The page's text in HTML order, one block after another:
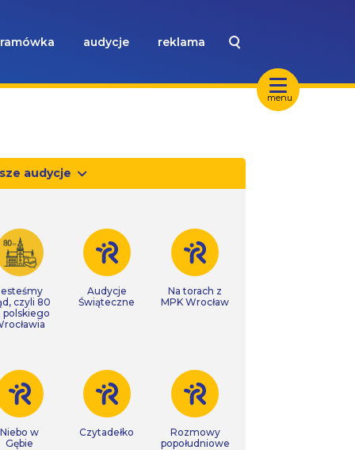
menu
ramówka audycje reklama
audycje
czyli 80
polskiego
Audycje
Świąteczne
Na torach z
MPK Wrocław
Niebo w
Gębie
Czytadełko
Rozmowy
popołudniowe